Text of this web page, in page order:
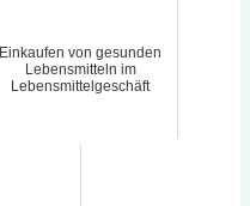
Einkaufen von gesunden
Lebensmitteln im
Lebensmittelgeschäft